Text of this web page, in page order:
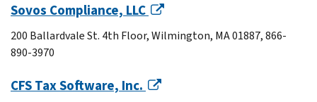
Sovos Compliance, LLC
200 Ballardvale St. 4th Floor, Wilmington, MA 01887, 866-
890-3970
CFS Tax Software, Inc.